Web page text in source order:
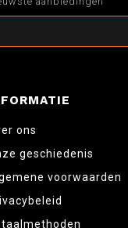
ons
geschiedenis
voorwaarden